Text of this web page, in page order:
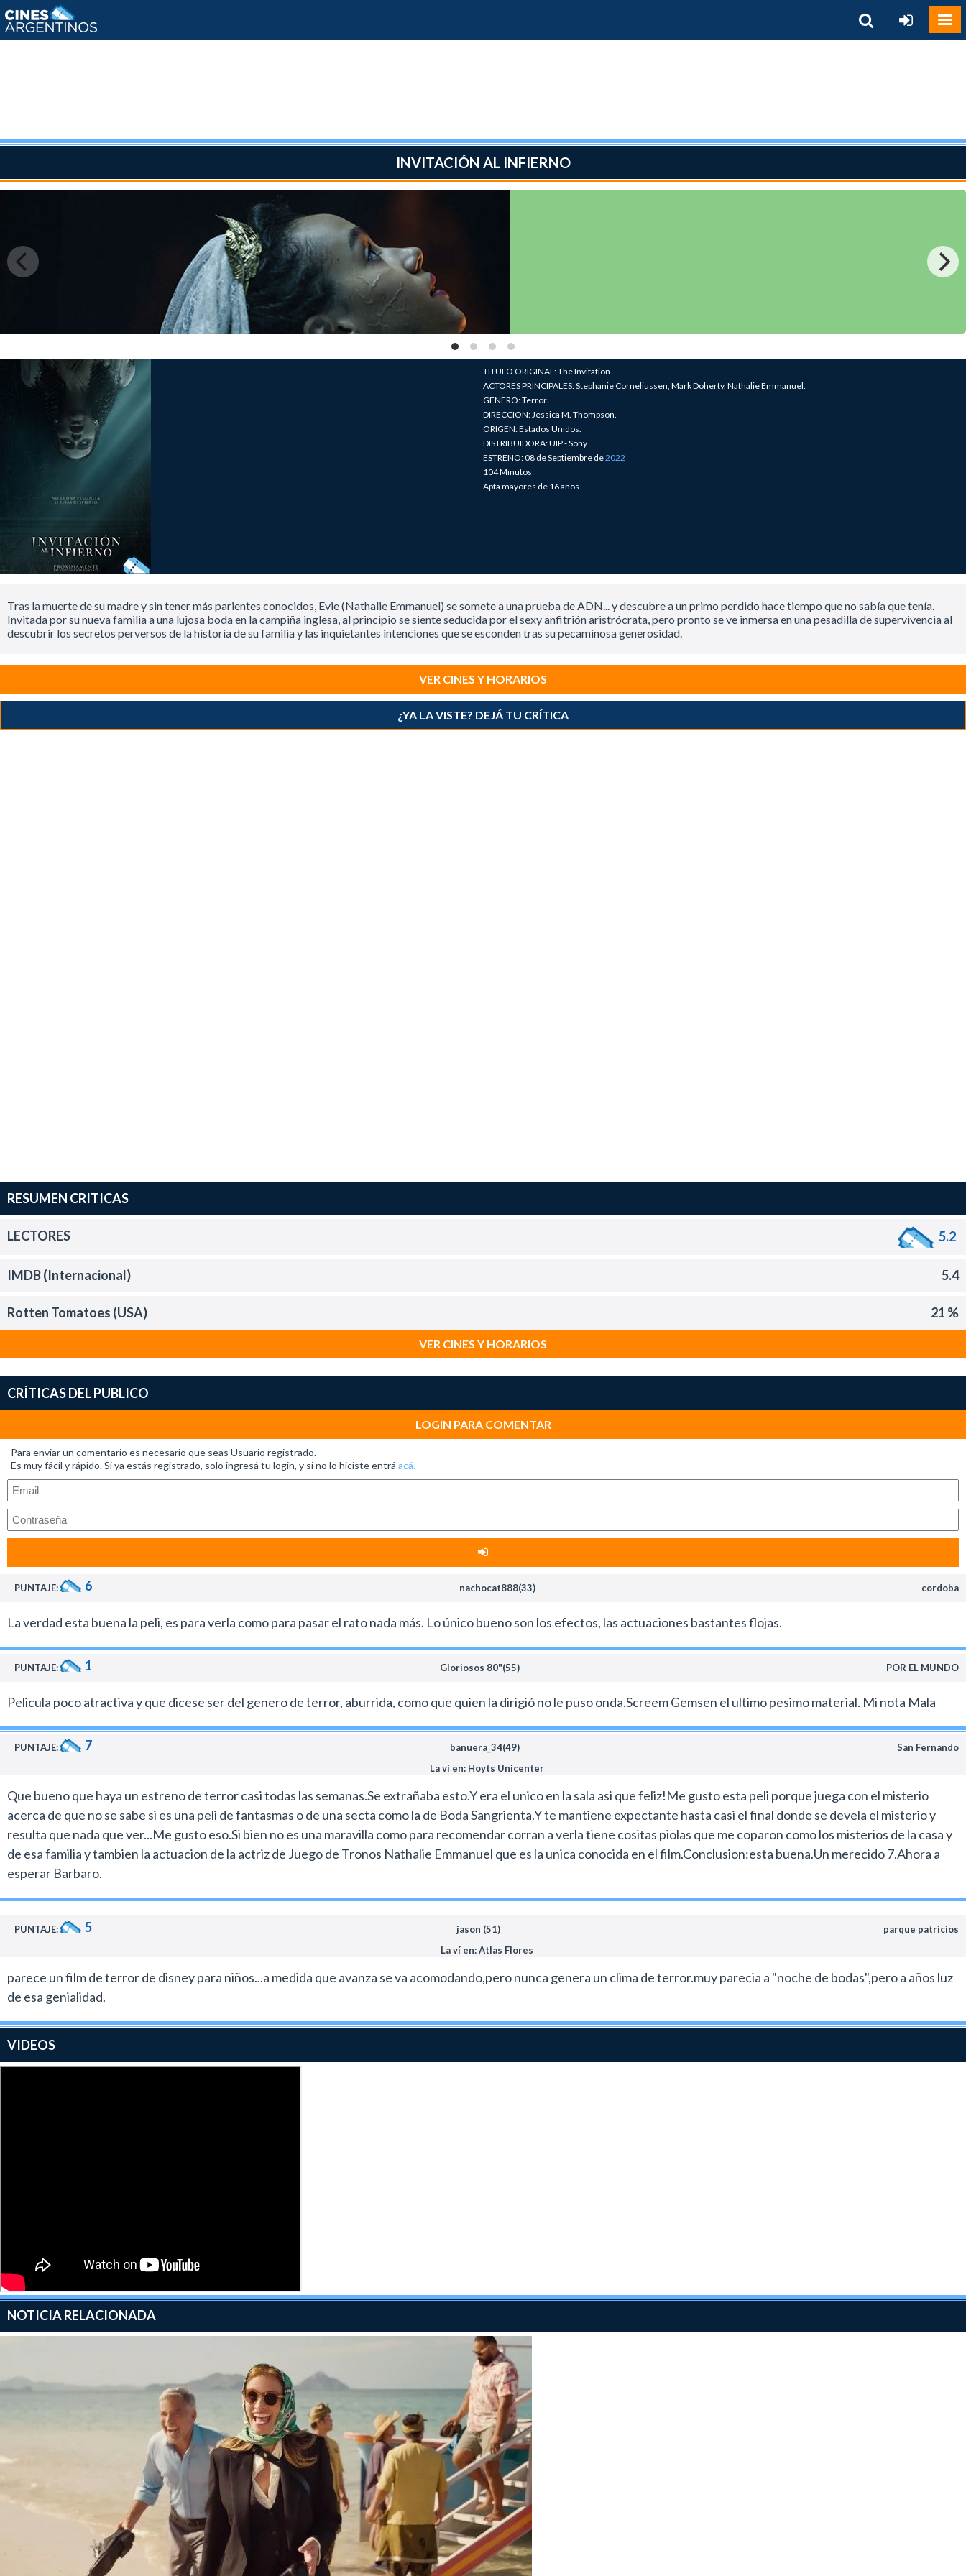
INVITACIÓN AL INFIERNO
TITULO ORIGINAL: The Invitation
ACTORES PRINCIPALES: Stephanie Corneliussen, Mark Doherty, Nathalie Emmanuel.
GENERO: Terror.
DIRECCION: Jessica M. Thompson.
ORIGEN: Estados Unidos.
DISTRIBUIDORA: UIP - Sony
ESTRENO: 08 de Septiembre de2022
104 Minutos
Apta mayores de 16 años
Tras la muerte de su madre y sin tener más parientes conocidos, Evie (Nathalie Emmanuel) se somete a una prueba de ADN... y descubre a un primo perdido hace tiempo que no sabía que tenía.
Invitada por su nueva familia a una lujosa boda en la campiña inglesa, al principio se siente seducida por el sexy anfitrión aristrócrata, pero pronto se ve inmersa en una pesadilla de supervivencia al
descubrir los secretos perversos de la historia de su familia y las inquietantes intenciones que se esconden tras su pecaminosa generosidad.
VER CINES Y HORARIOS
¿YA LA VISTE? DEJÁ TU CRÍTICA
RESUMEN CRITICAS
LECTORES 5.2
IMDB (Internacional) 5.4
Rotten Tomatoes (USA) 21 %
VER CINES Y HORARIOS
CRÍTICAS DEL PUBLICO
LOGIN PARA COMENTAR
-Para enviar un comentario es necesario que seas Usuario registrado.
-Es muy fácil y rápido. Si ya estás registrado, solo ingresá tu login, y si no lo hiciste entrá acá.
PUNTAJE: 6 nachocat888(33) cordoba
La verdad esta buena la peli, es para verla como para pasar el rato nada más. Lo único bueno son los efectos, las actuaciones bastantes flojas.
PUNTAJE: 1 Gloriosos 80"(55) POR EL MUNDO
Pelicula poco atractiva y que dicese ser del genero de terror, aburrida, como que quien la dirigió no le puso onda.Screem Gemsen el ultimo pesimo material. Mi nota Mala
PUNTAJE: 7 banuera_34(49)
San Fernando
La ví en: Hoyts Unicenter
Que bueno que haya un estreno de terror casi todas las semanas.Se extrañaba esto.Y era el unico en la sala asi que feliz!Me gusto esta peli porque juega con el misterio
acerca de que no se sabe si es una peli de fantasmas o de una secta como la de Boda Sangrienta.Y te mantiene expectante hasta casi el final donde se devela el misterio y
resulta que nada que ver...Me gusto eso.Si bien no es una maravilla como para recomendar corran a verla tiene cositas piolas que me coparon como los misterios de la casa y
de esa familia y tambien la actuacion de la actriz de Juego de Tronos Nathalie Emmanuel que es la unica conocida en el film.Conclusion:esta buena.Un merecido 7.Ahora a
esperar Barbaro.
PUNTAJE: 5 jason (51)
parque patricios
La ví en: Atlas Flores
parece un film de terror de disney para niños...a medida que avanza se va acomodando,pero nunca genera un clima de terror.muy parecia a "noche de bodas",pero a años luz
de esa genialidad.
VIDEOS
NOTICIA RELACIONADA